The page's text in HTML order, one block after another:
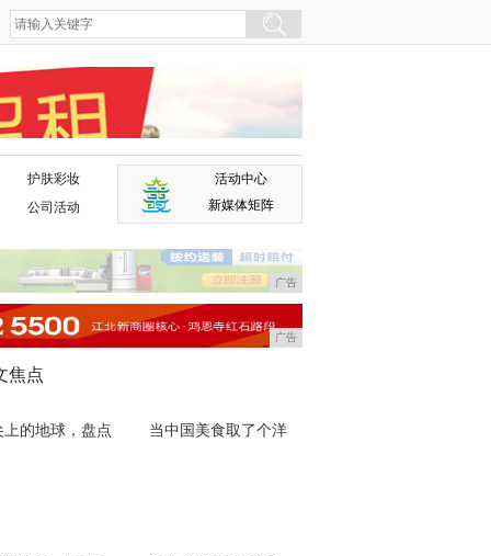
护肤彩妆
公司活动
活动中心
新媒体矩阵
广告
广告
焦点
上的地球，盘点 当中国美食取了个洋